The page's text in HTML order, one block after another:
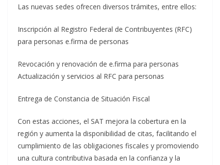
Las nuevas sedes ofrecen diversos trámites, entre ellos:
Inscripción al Registro Federal de Contribuyentes (RFC)
para personas e.firma de personas
Revocación y renovación de e.firma para personas
Actualización y servicios al RFC para personas
Entrega de Constancia de Situación Fiscal
Con estas acciones, el SAT mejora la cobertura en la
región y aumenta la disponibilidad de citas, facilitando el
cumplimiento de las obligaciones fiscales y promoviendo
una cultura contributiva basada en la confianza y la